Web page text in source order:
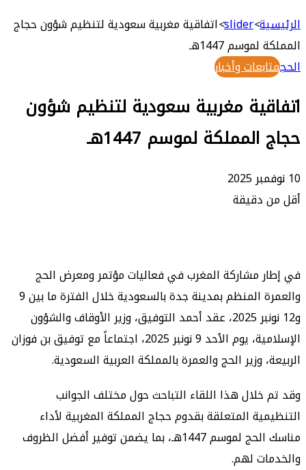
>
slider
>اتفاقية مغربية سعودية لتنظيم شؤون حجاج
1447هـ
وأخبار
مغربية سعودية لتنظيم شؤون
لموسم 1447هـ
مشاركة المغرب في فعاليات مؤتمر ومعرض الحج
والعمرة المنظم بمدينة جدة بالسعودية خلال الفترة ما بين 9
و12 نونبر 2025، عقد أحمد التوفيق، وزير الأوقاف والشؤون
الإسلامية، يوم الأحد 9 نونبر 2025، اجتماعاً مع توفيق بن فوزان
وزير الحج والعمرة بالمملكة العربية السعودية.
هذا اللقاء التباحث حول مختلف الجوانب
المتعلقة بقدوم حجاج المملكة المغربية لأداء
مناسك الحج لموسم 1447هـ، بما يضمن توفير أفضل الظروف
لهم.